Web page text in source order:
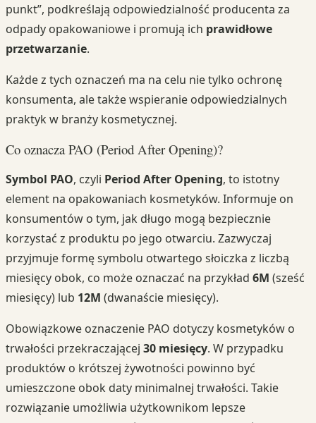
punkt”, podkreślają odpowiedzialność producenta za
odpady opakowaniowe i promują ich prawidłowe
przetwarzanie.
Każde z tych oznaczeń ma na celu nie tylko ochronę
konsumenta, ale także wspieranie odpowiedzialnych
praktyk w branży kosmetycznej.
Co oznacza PAO (Period After Opening)?
Symbol PAO, czyli Period After Opening, to istotny
element na opakowaniach kosmetyków. Informuje on
konsumentów o tym, jak długo mogą bezpiecznie
korzystać z produktu po jego otwarciu. Zazwyczaj
przyjmuje formę symbolu otwartego słoiczka z liczbą
miesięcy obok, co może oznaczać na przykład 6M (sześć
miesięcy) lub 12M (dwanaście miesięcy).
Obowiązkowe oznaczenie PAO dotyczy kosmetyków o
trwałości przekraczającej 30 miesięcy. W przypadku
produktów o krótszej żywotności powinno być
umieszczone obok daty minimalnej trwałości. Takie
rozwiązanie umożliwia użytkownikom lepsze